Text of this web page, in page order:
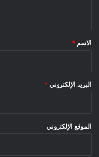
*
الاسم *
البريد الإلكتروني *
الموقع الإلكتروني